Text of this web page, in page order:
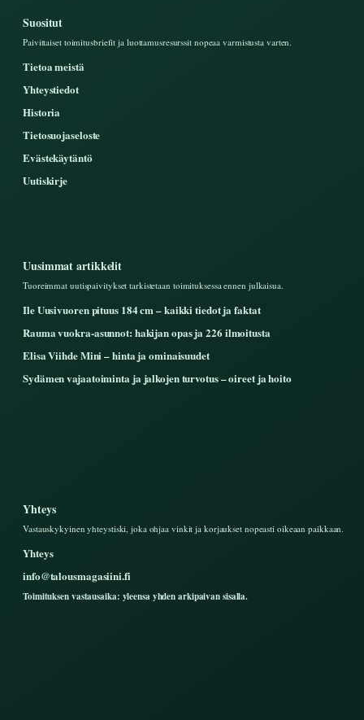
Suositut
Paivittaiset toimitusbriefit ja luottamusresurssit nopeaa varmistusta varten.
Tietoa meistä
Yhteystiedot
Historia
Tietosuojaseloste
Evästekäytäntö
Uutiskirje
Uusimmat artikkelit
Tuoreimmat uutispaivitykset tarkistetaan toimituksessa ennen julkaisua.
Ile Uusivuoren pituus 184 cm – kaikki tiedot ja faktat
Rauma vuokra-asunnot: hakijan opas ja 226 ilmoitusta
Elisa Viihde Mini – hinta ja ominaisuudet
Sydämen vajaatoiminta ja jalkojen turvotus – oireet ja hoito
Yhteys
Vastauskykyinen yhteystiski, joka ohjaa vinkit ja korjaukset nopeasti oikeaan paikkaan.
Yhteys
info@talousmagasiini.fi
Toimituksen vastausaika: yleensa yhden arkipaivan sisalla.